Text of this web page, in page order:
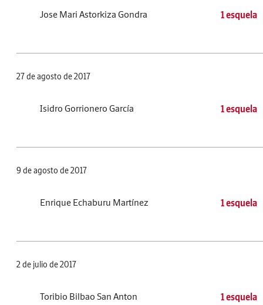
Jose Mari Astorkiza Gondra 1 esquela
27 de agosto de 2017
Isidro Gorrionero García 1 esquela
9 de agosto de 2017
Enrique Echaburu Martínez 1 esquela
2 de julio de 2017
Toribio Bilbao San Anton 1 esquela